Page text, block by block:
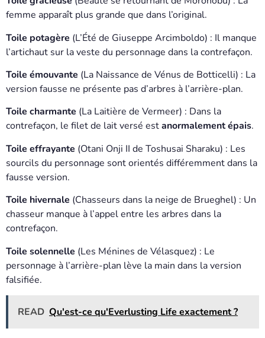
femme apparaît plus grande que dans l’original.
Toile potagère (L’Été de Giuseppe Arcimboldo) : Il manque
l’artichaut sur la veste du personnage dans la contrefaçon.
Toile émouvante (La Naissance de Vénus de Botticelli) : La
version fausse ne présente pas d’arbres à l’arrière-plan.
Toile charmante (La Laitière de Vermeer) : Dans la
contrefaçon, le filet de lait versé estanormalement épais.
Toile effrayante (Otani Onji II de Toshusai Sharaku) : Les
sourcils du personnage sont orientés différemment dans la
fausse version.
Toile hivernale (Chasseurs dans la neige de Brueghel) : Un
chasseur manque à l’appel entre les arbres dans la
contrefaçon.
Toile solennelle (Les Ménines de Vélasquez) : Le
personnage à l’arrière-plan lève la main dans la version
falsifiée.
READ Qu'est-ce qu'Everlusting Life exactement ?